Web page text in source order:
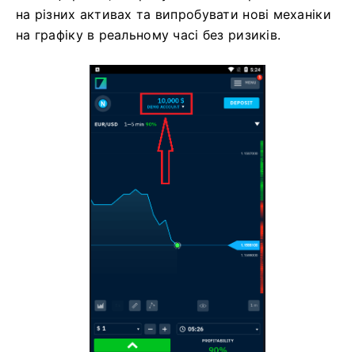
на різних активах та випробувати нові механіки
на графіку в реальному часі без ризиків.